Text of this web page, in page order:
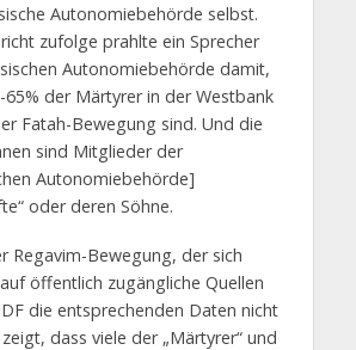
Autonomiebehörde selbst.
zufolge prahlte ein Sprecher
Autonomiebehörde damit,
65% der Märtyrer in der Westbank
Fatah-Bewegung sind. Und die
sind Mitglieder der
Autonomiebehörde]
oder deren Söhne.
Regavim-Bewegung, der sich
öffentlich zugängliche Quellen
die entsprechenden Daten nicht
dass viele der „Märtyrer“ und